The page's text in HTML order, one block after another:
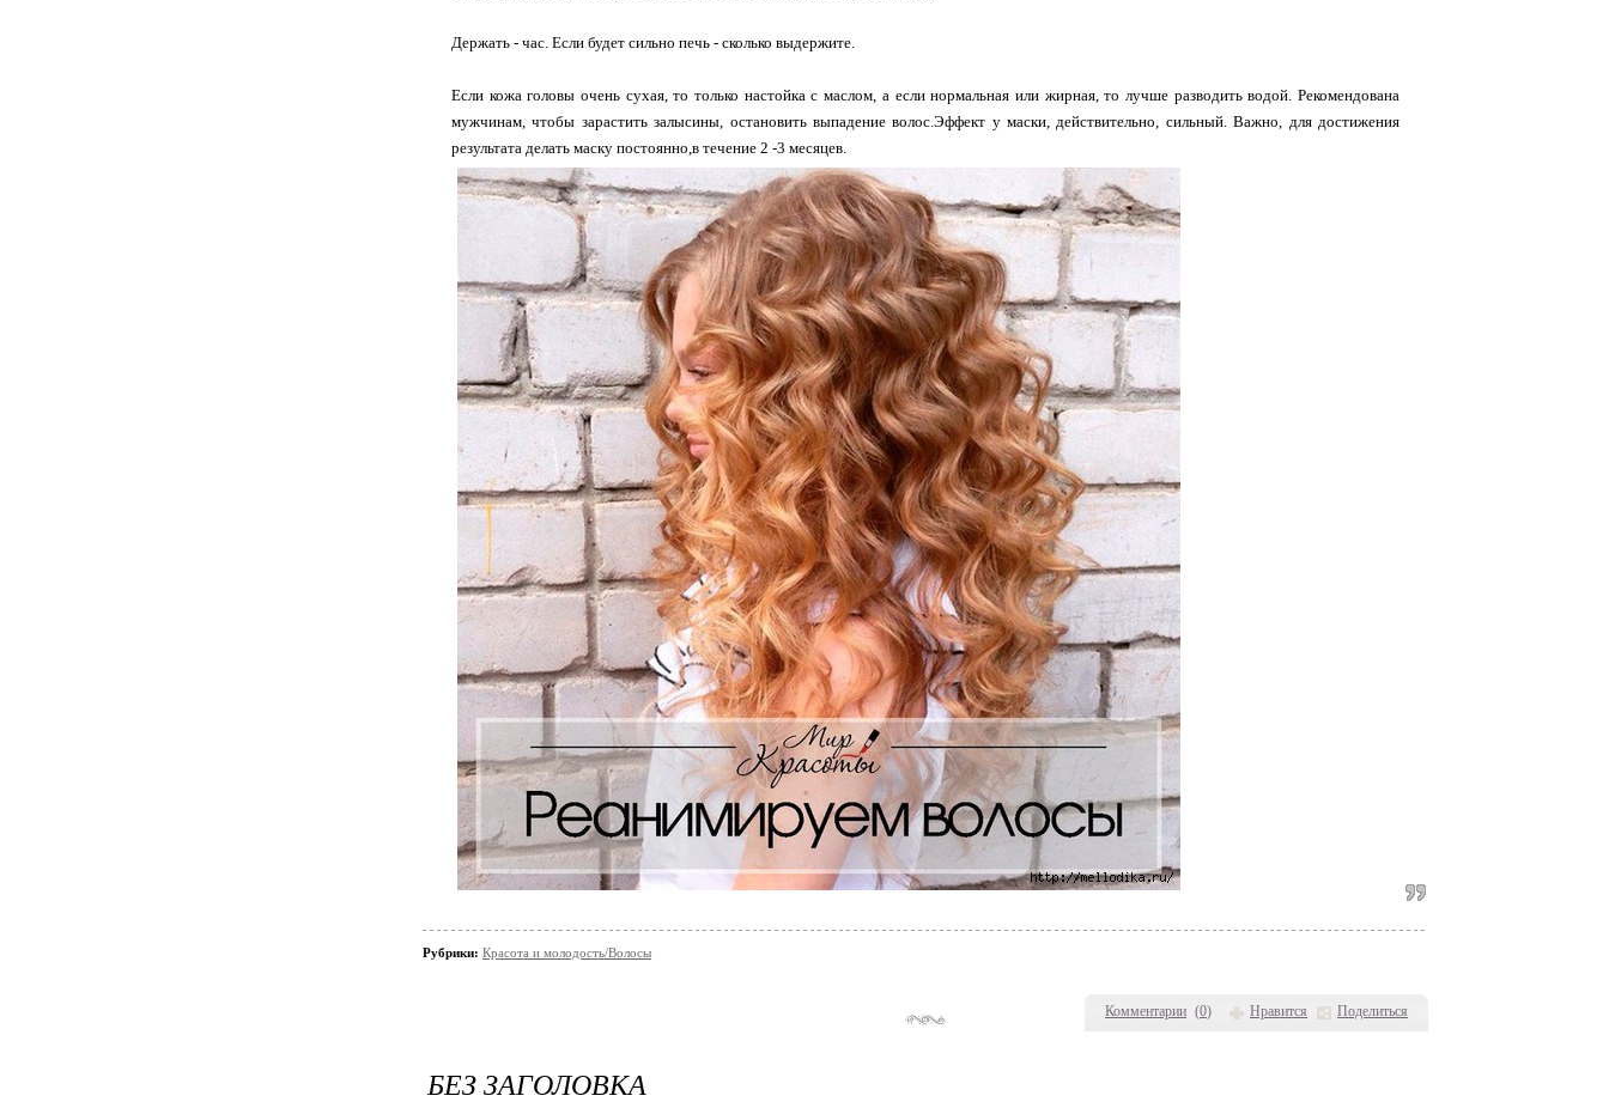
Комментарии (0) Нравится Поделиться
Держать - час. Если будет сильно печь - сколько выдержите.
Если кожа головы очень сухая, то только настойка с маслом, а если нормальная или жирная, то лучше разводить водой. Рекомендована
мужчинам, чтобы зарастить залысины, остановить выпадение волос.Эффект у маски, действительно, сильный. Важно, для достижения
результата делать маску постоянно,в течение 2 -3 месяцев.
Рубрики: Красота и молодость/Волосы
БЕЗ ЗАГОЛОВКА